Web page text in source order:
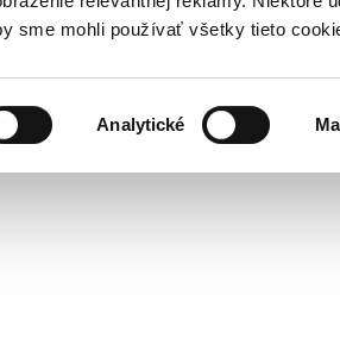
sme mohli používať všetky tieto
Analytické